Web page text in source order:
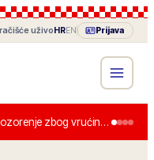
uživoHREN Prijava
Žuto upozorenje zbog vrućine u četvrtak, do 36 stupnjeva.